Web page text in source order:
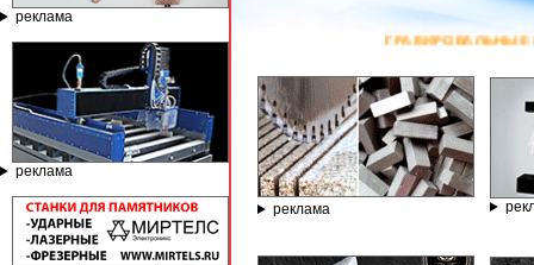
реклама
реклама
ГРАВИРОВАЛЬНЫЕ И ФРЕЗЕРНЫЕ
реклама